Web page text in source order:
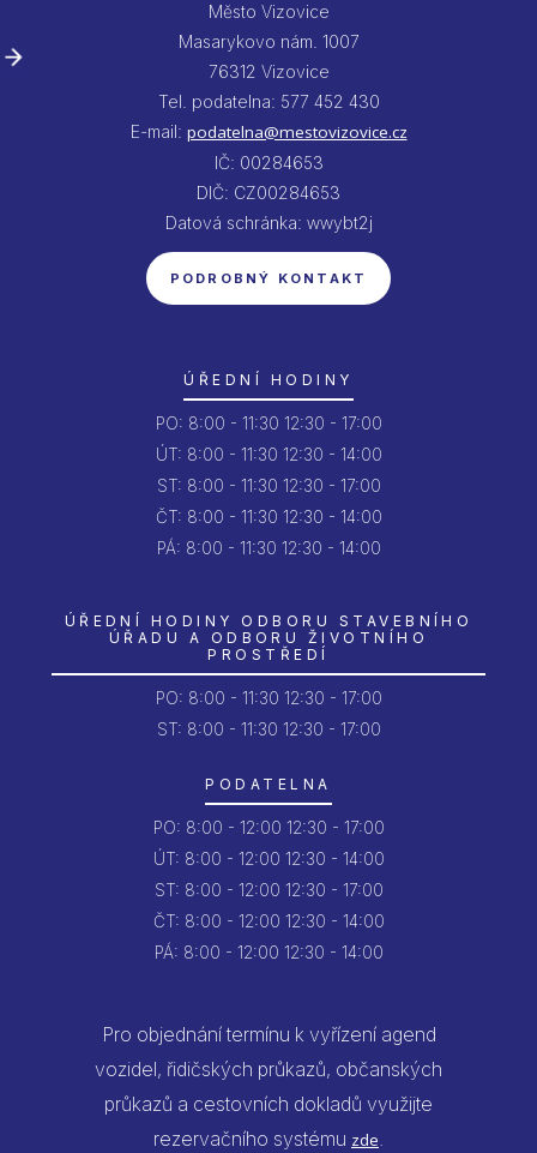
Město Vizovice
Masarykovo nám. 1007
76312 Vizovice
Tel. podatelna: 577 452 430
E-mail: podatelna@mestovizovice.cz
IČ: 00284653
DIČ: CZ00284653
Datová schránka: wwybt2j
PODROBNÝ KONTAKT
ÚŘEDNÍ HODINY
PO: 8:00 - 11:30 12:30 - 17:00
ÚT: 8:00 - 11:30 12:30 - 14:00
ST: 8:00 - 11:30 12:30 - 17:00
ČT: 8:00 - 11:30 12:30 - 14:00
PÁ: 8:00 - 11:30 12:30 - 14:00
ÚŘEDNÍ HODINY ODBORU STAVEBNÍHO
ÚŘADU A ODBORU ŽIVOTNÍHO
PROSTŘEDÍ
PO: 8:00 - 11:30 12:30 - 17:00
ST: 8:00 - 11:30 12:30 - 17:00
PODATELNA
PO: 8:00 - 12:00 12:30 - 17:00
ÚT: 8:00 - 12:00 12:30 - 14:00
ST: 8:00 - 12:00 12:30 - 17:00
ČT: 8:00 - 12:00 12:30 - 14:00
PÁ: 8:00 - 12:00 12:30 - 14:00
Pro objednání termínu k vyřízení agend
vozidel, řidičských průkazů, občanských
průkazů a cestovních dokladů využijte
rezervačního systému zde.